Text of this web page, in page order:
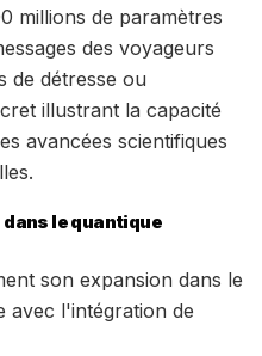
millions de paramètres
des voyageurs
de détresse ou
illustrant la capacité
avancées scientifiques
le quantique
son expansion dans le
avec l'intégration de